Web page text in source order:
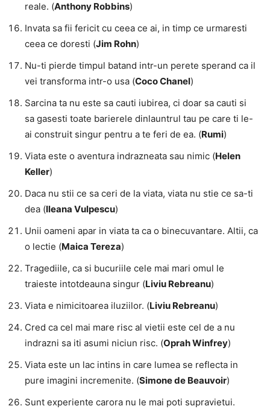
reale. (Anthony Robbins)
Invata sa fii fericit cu ceea ce ai, in timp ce urmaresti
ceea ce doresti (Jim Rohn)
Nu-ti pierde timpul batand intr-un perete sperand ca il
vei transforma intr-o usa (Coco Chanel)
Sarcina ta nu este sa cauti iubirea, ci doar sa cauti si
sa gasesti toate barierele dinlauntrul tau pe care ti le-
ai construit singur pentru a te feri de ea. (Rumi)
Viata este o aventura indrazneata sau nimic (Helen
Keller)
Daca nu stii ce sa ceri de la viata, viata nu stie ce sa-ti
dea (Ileana Vulpescu)
Unii oameni apar in viata ta ca o binecuvantare. Altii, ca
o lectie (Maica Tereza)
Tragediile, ca si bucuriile cele mai mari omul le
traieste intotdeauna singur (Liviu Rebreanu)
Viata e nimicitoarea iluziilor. (Liviu Rebreanu)
Cred ca cel mai mare risc al vietii este cel de a nu
indrazni sa iti asumi niciun risc. (Oprah Winfrey)
Viata este un lac intins in care lumea se reflecta in
pure imagini incremenite. (Simone de Beauvoir)
Sunt experiente carora nu le mai poti supravietui.